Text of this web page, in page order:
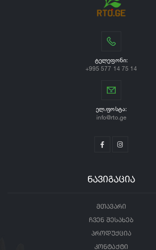
ᲢᲔᲚᲔᲤᲝᲜᲘ:
+995 577 14 75 14
ᲔᲚ.ᲤᲝᲡᲢᲐ:
info@rto.ge
ნავიგაცია
მთავარი
ჩვენ შესახებ
პროდუქცია
კონტაქტი